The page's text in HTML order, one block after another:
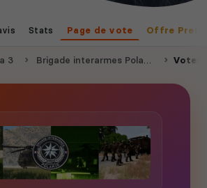
Stats Page de vote Offre
3 Brigade interarmes Polaris Voter